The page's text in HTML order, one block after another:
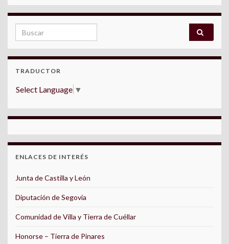
Search for:
TRADUCTOR
Select Language ▼
ENLACES DE INTERÉS
Junta de Castilla y León
Diputación de Segovia
Comunidad de Villa y Tierra de Cuéllar
Honorse – Tierra de Pinares